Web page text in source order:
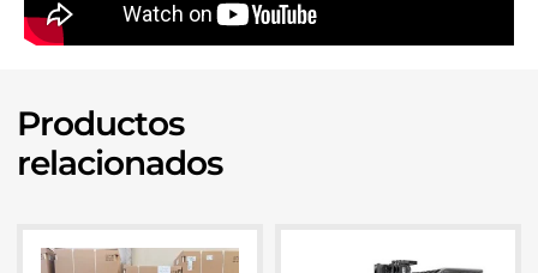
Productos
relacionados